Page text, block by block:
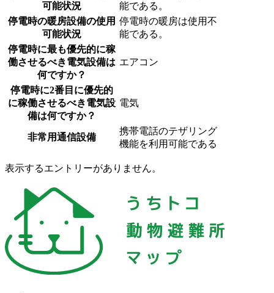
可能状況
能である。
停電時の暖房設備の使用
可能状況
停電時の暖房は使用不
能である。
停電時に最も優先的に稼
働させるべき電気設備は
何ですか？
エアコン
停電時に2番目に優先的
に稼働させるべき電気設
備は何ですか？
電気
非常用通信設備
携帯電話のテザリング
機能を利用可能である
表示するエントリーがありません。